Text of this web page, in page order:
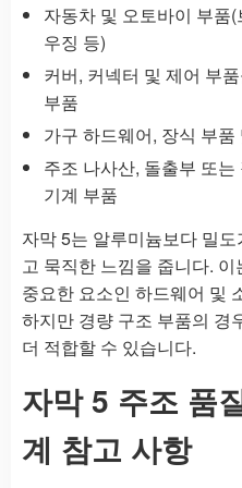
자동차 및 오토바이 부품
우징 등)
커버, 커넥터 및 제어 부
부품
가구 하드웨어, 장식 부
주조 나사산, 돌출부 또
기계 부품
자막 5는 알루미늄보다 밀
고 묵직한 느낌을 줍니다.
중요한 요소인 하드웨어 및
하지만 경량 구조 부품의 경
더 적합할 수 있습니다.
자막 5 주조 품
계 참고 사항